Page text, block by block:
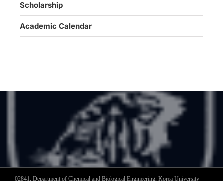
Scholarship
Academic Calendar
02841, Department of Chemical and Biological Engineering, Korea University